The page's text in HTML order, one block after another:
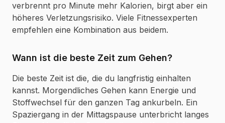
verbrennt pro Minute mehr Kalorien, birgt aber ein
höheres Verletzungsrisiko. Viele Fitnessexperten
empfehlen eine Kombination aus beidem.
Wann ist die beste Zeit zum Gehen?
Die beste Zeit ist die, die du langfristig einhalten
kannst. Morgendliches Gehen kann Energie und
Stoffwechsel für den ganzen Tag ankurbeln. Ein
Spaziergang in der Mittagspause unterbricht langes